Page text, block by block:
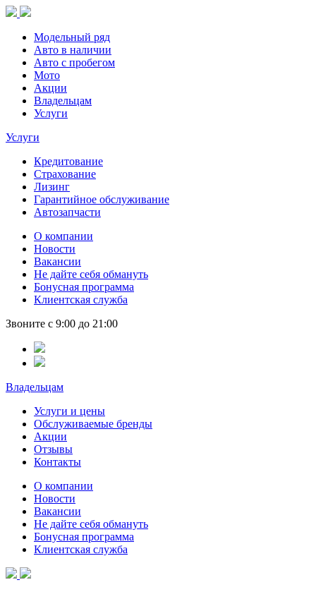
Модельный ряд
Авто в наличии
Авто с пробегом
Мото
Акции
Владельцам
Услуги
Услуги
Кредитование
Страхование
Лизинг
Гарантийное обслуживание
Автозапчасти
О компании
Новости
Вакансии
Не дайте себя обмануть
Бонусная программа
Клиентская служба
Звоните с 9:00 до 21:00
Владельцам
Услуги и цены
Обслуживаемые бренды
Акции
Отзывы
Контакты
О компании
Новости
Вакансии
Не дайте себя обмануть
Бонусная программа
Клиентская служба